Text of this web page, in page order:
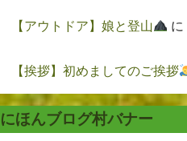
【アウトドア】娘と登山 に
【挨拶】初めましてのご挨拶
にほんブログ村バナー